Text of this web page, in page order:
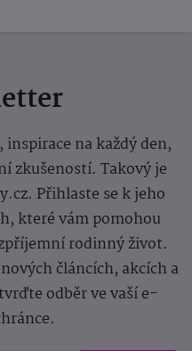
na každý den,
zkušeností. Takový je
Přihlaste se k jeho
které vám pomohou
rodinný život.
článcích, akcích a
odběr ve vaší e-